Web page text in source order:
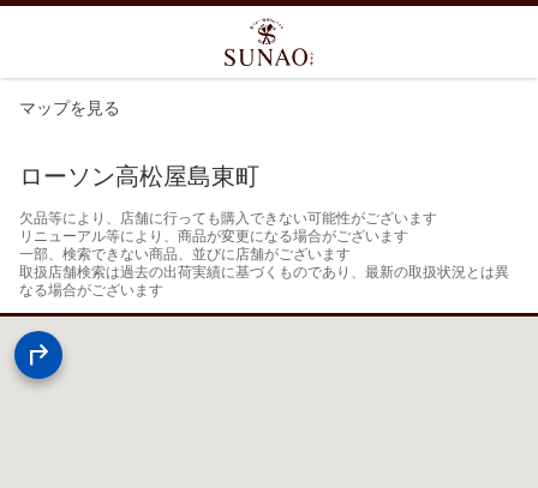
マップを見る
ローソン高松屋島東町
欠品等により、店舗に行っても購入できない可能性がございます
リニューアル等により、商品が変更になる場合がございます
一部、検索できない商品、並びに店舗がございます
取扱店舗検索は過去の出荷実績に基づくものであり、最新の取扱状況とは異
なる場合がございます